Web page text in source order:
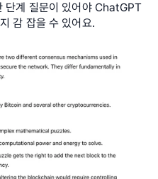
단계 질문이 있어야 ChatGPT
감 잡을 수 있어요.